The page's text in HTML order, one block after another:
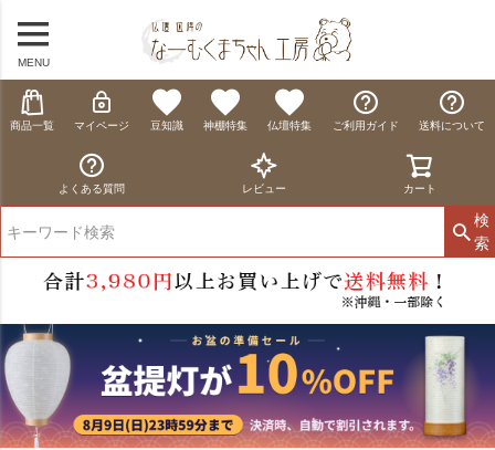
MENU
商品一覧 マイページ 豆知識 神棚特集 仏壇特集 ご利用ガイド 送料について
よくある質問 レビュー カート
検
索